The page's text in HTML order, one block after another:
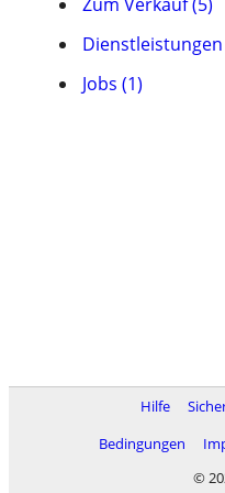
Dienstleistungen
Jobs (1)
Hilfe
Bedingungen
©